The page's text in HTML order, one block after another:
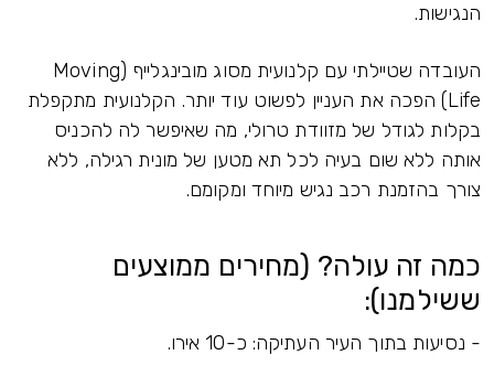
הנגישות.
העובדה שטיילתי עם קלנועית מסוג מובינגלייף (Moving
Life) הפכה את העניין לפשוט עוד יותר. הקלנועית מתקפלת
בקלות לגודל של מזוודת טרולי, מה שאיפשר לה להכניס
אותה ללא שום בעיה לכל תא מטען של מונית רגילה, ללא
צורך בהזמנת רכב נגיש מיוחד ומקומם.
כמה זה עולה? (מחירים ממוצעים
ששילמנו):
- נסיעות בתוך העיר העתיקה: כ-10 אירו.